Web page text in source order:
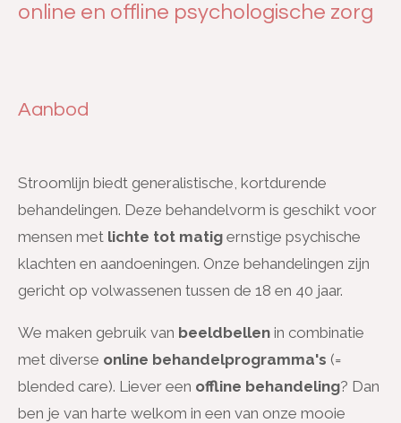
online en offline psychologische zorg
Aanbod
Stroomlijn biedt generalistische, kortdurende
behandelingen. Deze behandelvorm is geschikt voor
mensen met lichte tot matig ernstige psychische
klachten en aandoeningen. Onze behandelingen zijn
gericht op volwassenen tussen de 18 en 40 jaar.
We maken gebruik van beeldbellen in combinatie
met diverse online behandelprogramma's (=
blended care). Liever een offline behandeling? Dan
ben je van harte welkom in een van onze mooie